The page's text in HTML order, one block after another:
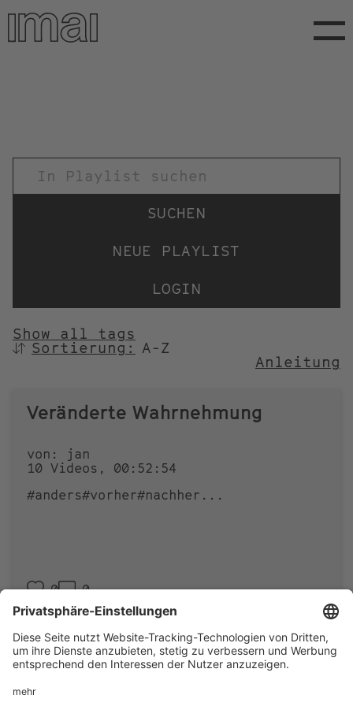
Direkt
zum
Inhalt
NEUE PLAYLIST
LOGIN
Show all tags
SORTIEREN
Sortierung:
Anleitung
Veränderte Wahrnehmung
von: jan
10 Videos, 00:52:54
#anders#vorher#nachher ...
0 0
Footer
menu
IMPRESSUM PRIVACY
IMAI PLAY NUTZUNGSBEDINGUNGEN